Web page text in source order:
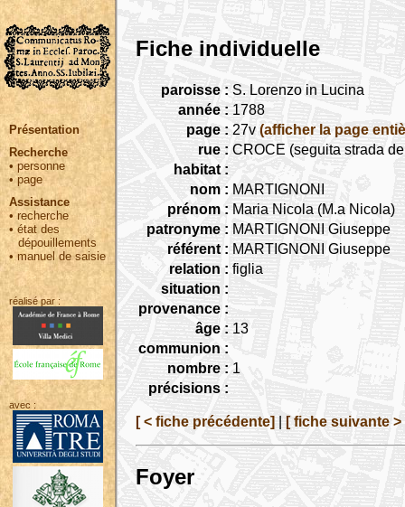
Présentation
Recherche
• personne
•page
Assistance
• recherche
•état des
dépouillements
•manuel de saisie
réalisé par :
avec :
Fiche individuelle
paroisse : S. Lorenzo in Lucina
année : 1788
page : 27v (afficher la page
rue : CROCE (seguita strada
habitat :
nom : MARTIGNONI
prénom : Maria Nicola (M.a Nicola)
patronyme : MARTIGNONI Giuseppe
référent : MARTIGNONI Giuseppe
relation : figlia
situation :
provenance :
âge : 13
communion :
nombre : 1
précisions :
[ < fiche précédente] [ fiche suivante >
Foyer